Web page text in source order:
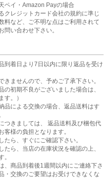
ペイ・Amazon Payの場合
クレジットカード会社の規約に準じ
料など、ご不明な点はご利用されて
問い合わせ下さい。
到着日より7日以内に限り返品を受け
きませんので、予めご了承下さい。
の初期不良がございました場合は、
す。）
品による交換の場合、返品送料はす
つきましては、 返品送料及び梱包代
客様の負担となります。
たら、すぐにご確認下さい。
たら、当店の在庫状況を確認の上、
。
、商品到着後1週間以内にご連絡下さ
・交換のご要望はお受けできなくな